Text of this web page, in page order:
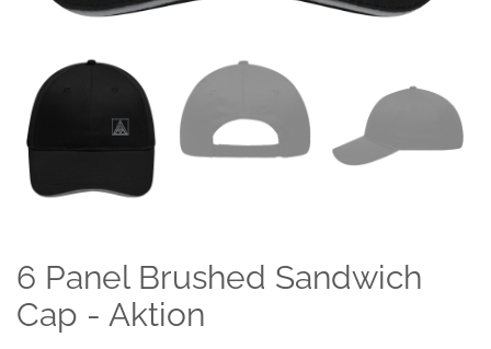
6 Panel Brushed Sandwich
Cap - Aktion